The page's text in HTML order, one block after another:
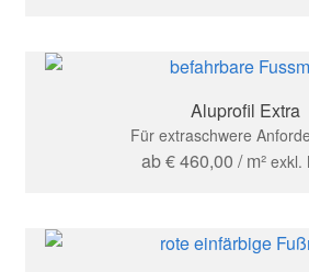
Aluprofil Extra
Für extraschwere
ab€460,00 / m² exkl.